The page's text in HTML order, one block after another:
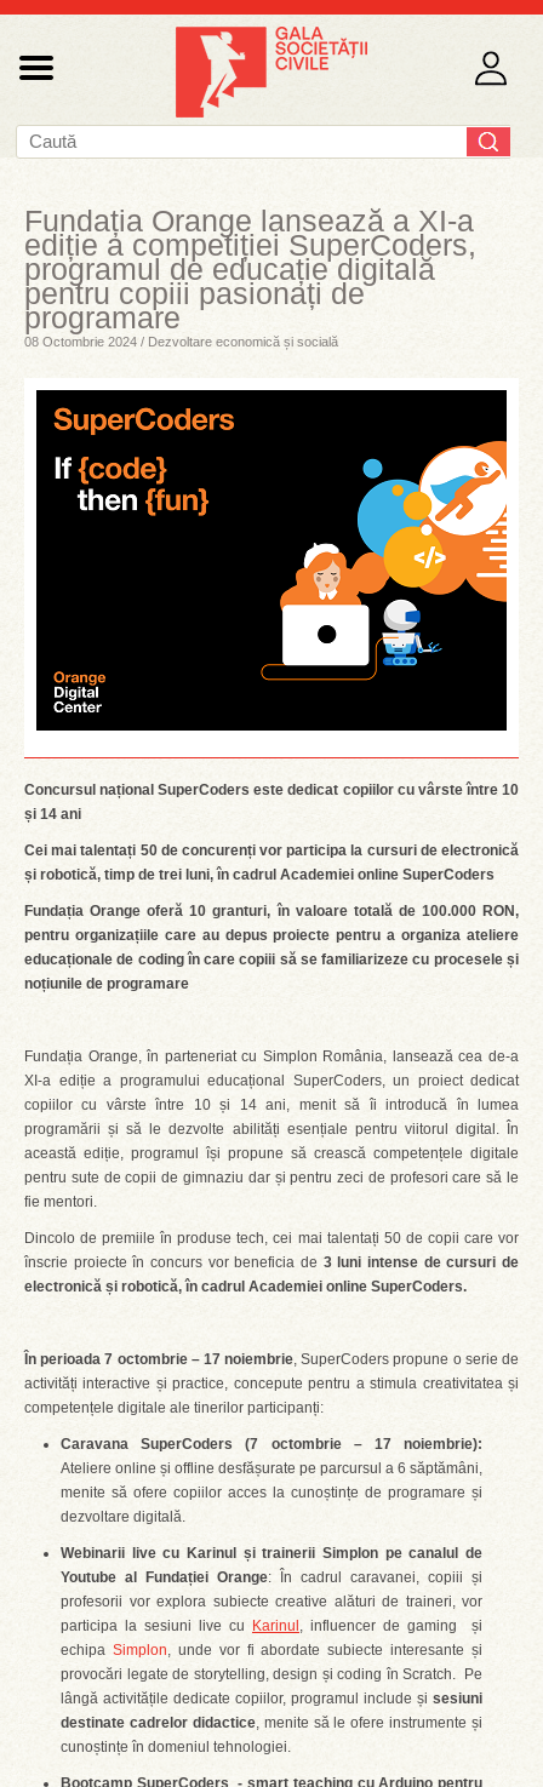
Fundația Orange lansează a XI-a
ediție a competiției SuperCoders,
programul de educație digitală
pentru copiii pasionați de
programare
08 Octombrie 2024 / Dezvoltare economică și socială
Concursul național SuperCoders este dedicat copiilor cu vârste între 10
și 14 ani
Cei mai talentați 50 de concurenți vor participa la cursuri de electronică
și robotică, timp de trei luni, în cadrul Academiei online SuperCoders
Fundația Orange oferă 10 granturi, în valoare totală de 100.000 RON,
pentru organizațiile care au depus proiecte pentru a organiza ateliere
educaționale de coding în care copiii să se familiarizeze cu proceseleși
noțiunile de programare
Fundația Orange, în parteneriat cu Simplon România, lansează cea de-a
XI-a ediție a programului educațional SuperCoders, un proiect dedicat
copiilor cu vârste între 10 și 14 ani, menit să îi introducă în lumea
programării și să le dezvolte abilități esențiale pentru viitorul digital. În
această ediție, programul își propune să crească competențele digitale
pentru sute de copii de gimnaziu dar și pentru zeci de profesori care să le
fie mentori.
Dincolo de premiile în produse tech, cei mai talentați 50 de copii care vor
înscrie proiecte în concurs vor beneficia de 3 luni intense decursuri de
electronică și robotică, în cadrul Academiei online SuperCoders.
În perioada 7 octombrie – 17 noiembrie, SuperCoders propune o serie de
activități interactive și practice, concepute pentru a stimula creativitatea și
competențele digitale ale tinerilor participanți:
Caravana SuperCoders (7 octombrie – 17 noiembrie):
Ateliere online și offline desfășurate pe parcursul a 6 săptămâni,
menite să ofere copiilor acces la cunoștințe de programare și
dezvoltare digitală.
Webinarii live cu Karinul și trainerii Simp lon pe canalul de
Youtube al Fundației Orange: În cadrul caravanei, copiii și
profesorii vor explora subiecte creative alături de traineri, vor
participa la sesiuni live cu
Karinul , influencer de gaming și
echipa Simplon, unde vor fi abordate subiecte interesante și
provocări legate de storytelling, design și coding în Scratch. Pe
lângă activitățile dedicate copiilor, programul include și sesiuni
destinate cadrelor didactice, menite să le ofere instrumente și
cunoștințe în domeniul tehnologiei.
Bootcamp SuperCoders - smart teaching cu Arduino pentru